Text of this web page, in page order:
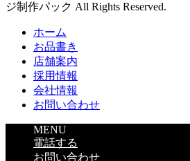
ジ制作パック All Rights Reserved.
ホーム
お品書き
店舗案内
採用情報
会社情報
お問い合わせ
MENU
電話する
お問い合わせ